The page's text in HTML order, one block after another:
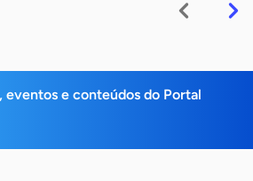
eventos e conteúdos do Portal